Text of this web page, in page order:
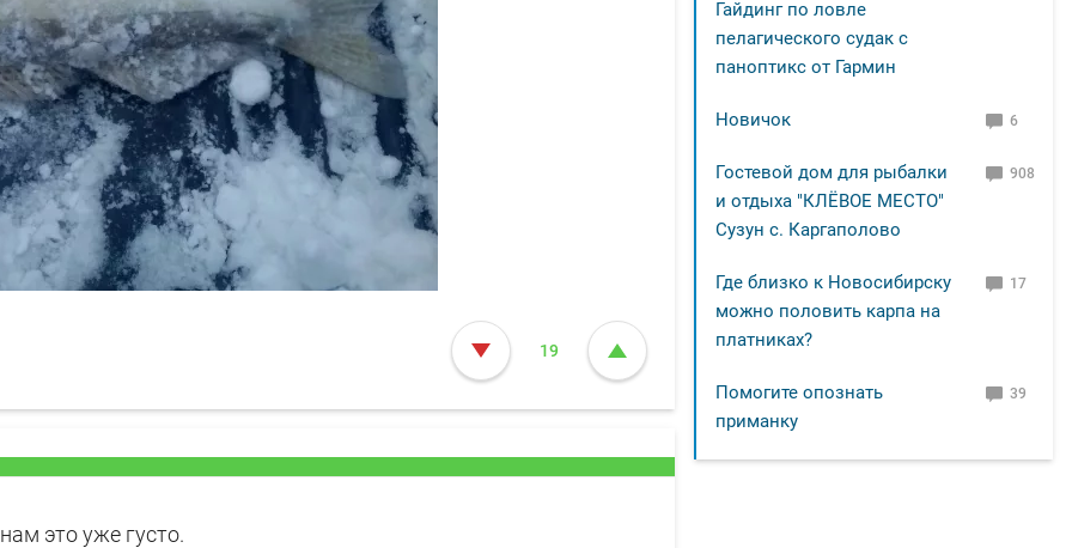
19
это уже густо.
Гайдинг по ловле
пелагического судак с
паноптикс от Гармин
Новичок 6
Гостевой дом для рыбалки
и отдыха "КЛЁВОЕ МЕСТО"
Сузун с. Каргаполово
908
Где близко к Новосибирску
можно половить карпа на
платниках?
17
Помогите опознать
приманку
39